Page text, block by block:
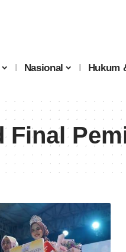
Nasional Hukum
Final